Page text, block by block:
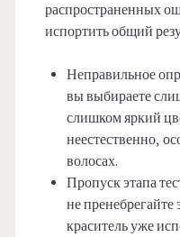
распространенных
испортить общий
Неправильное
вы выбираете
слишком яркий
неестественно,
волосах.
Пропуск этапа
не
краситель уже